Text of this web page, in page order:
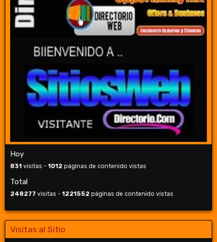
Hoy
831 visitas - 1012 páginas de contenido vistas
Total
248277 visitas - 1221552 páginas de contenido vistas
Visitas al Sitio